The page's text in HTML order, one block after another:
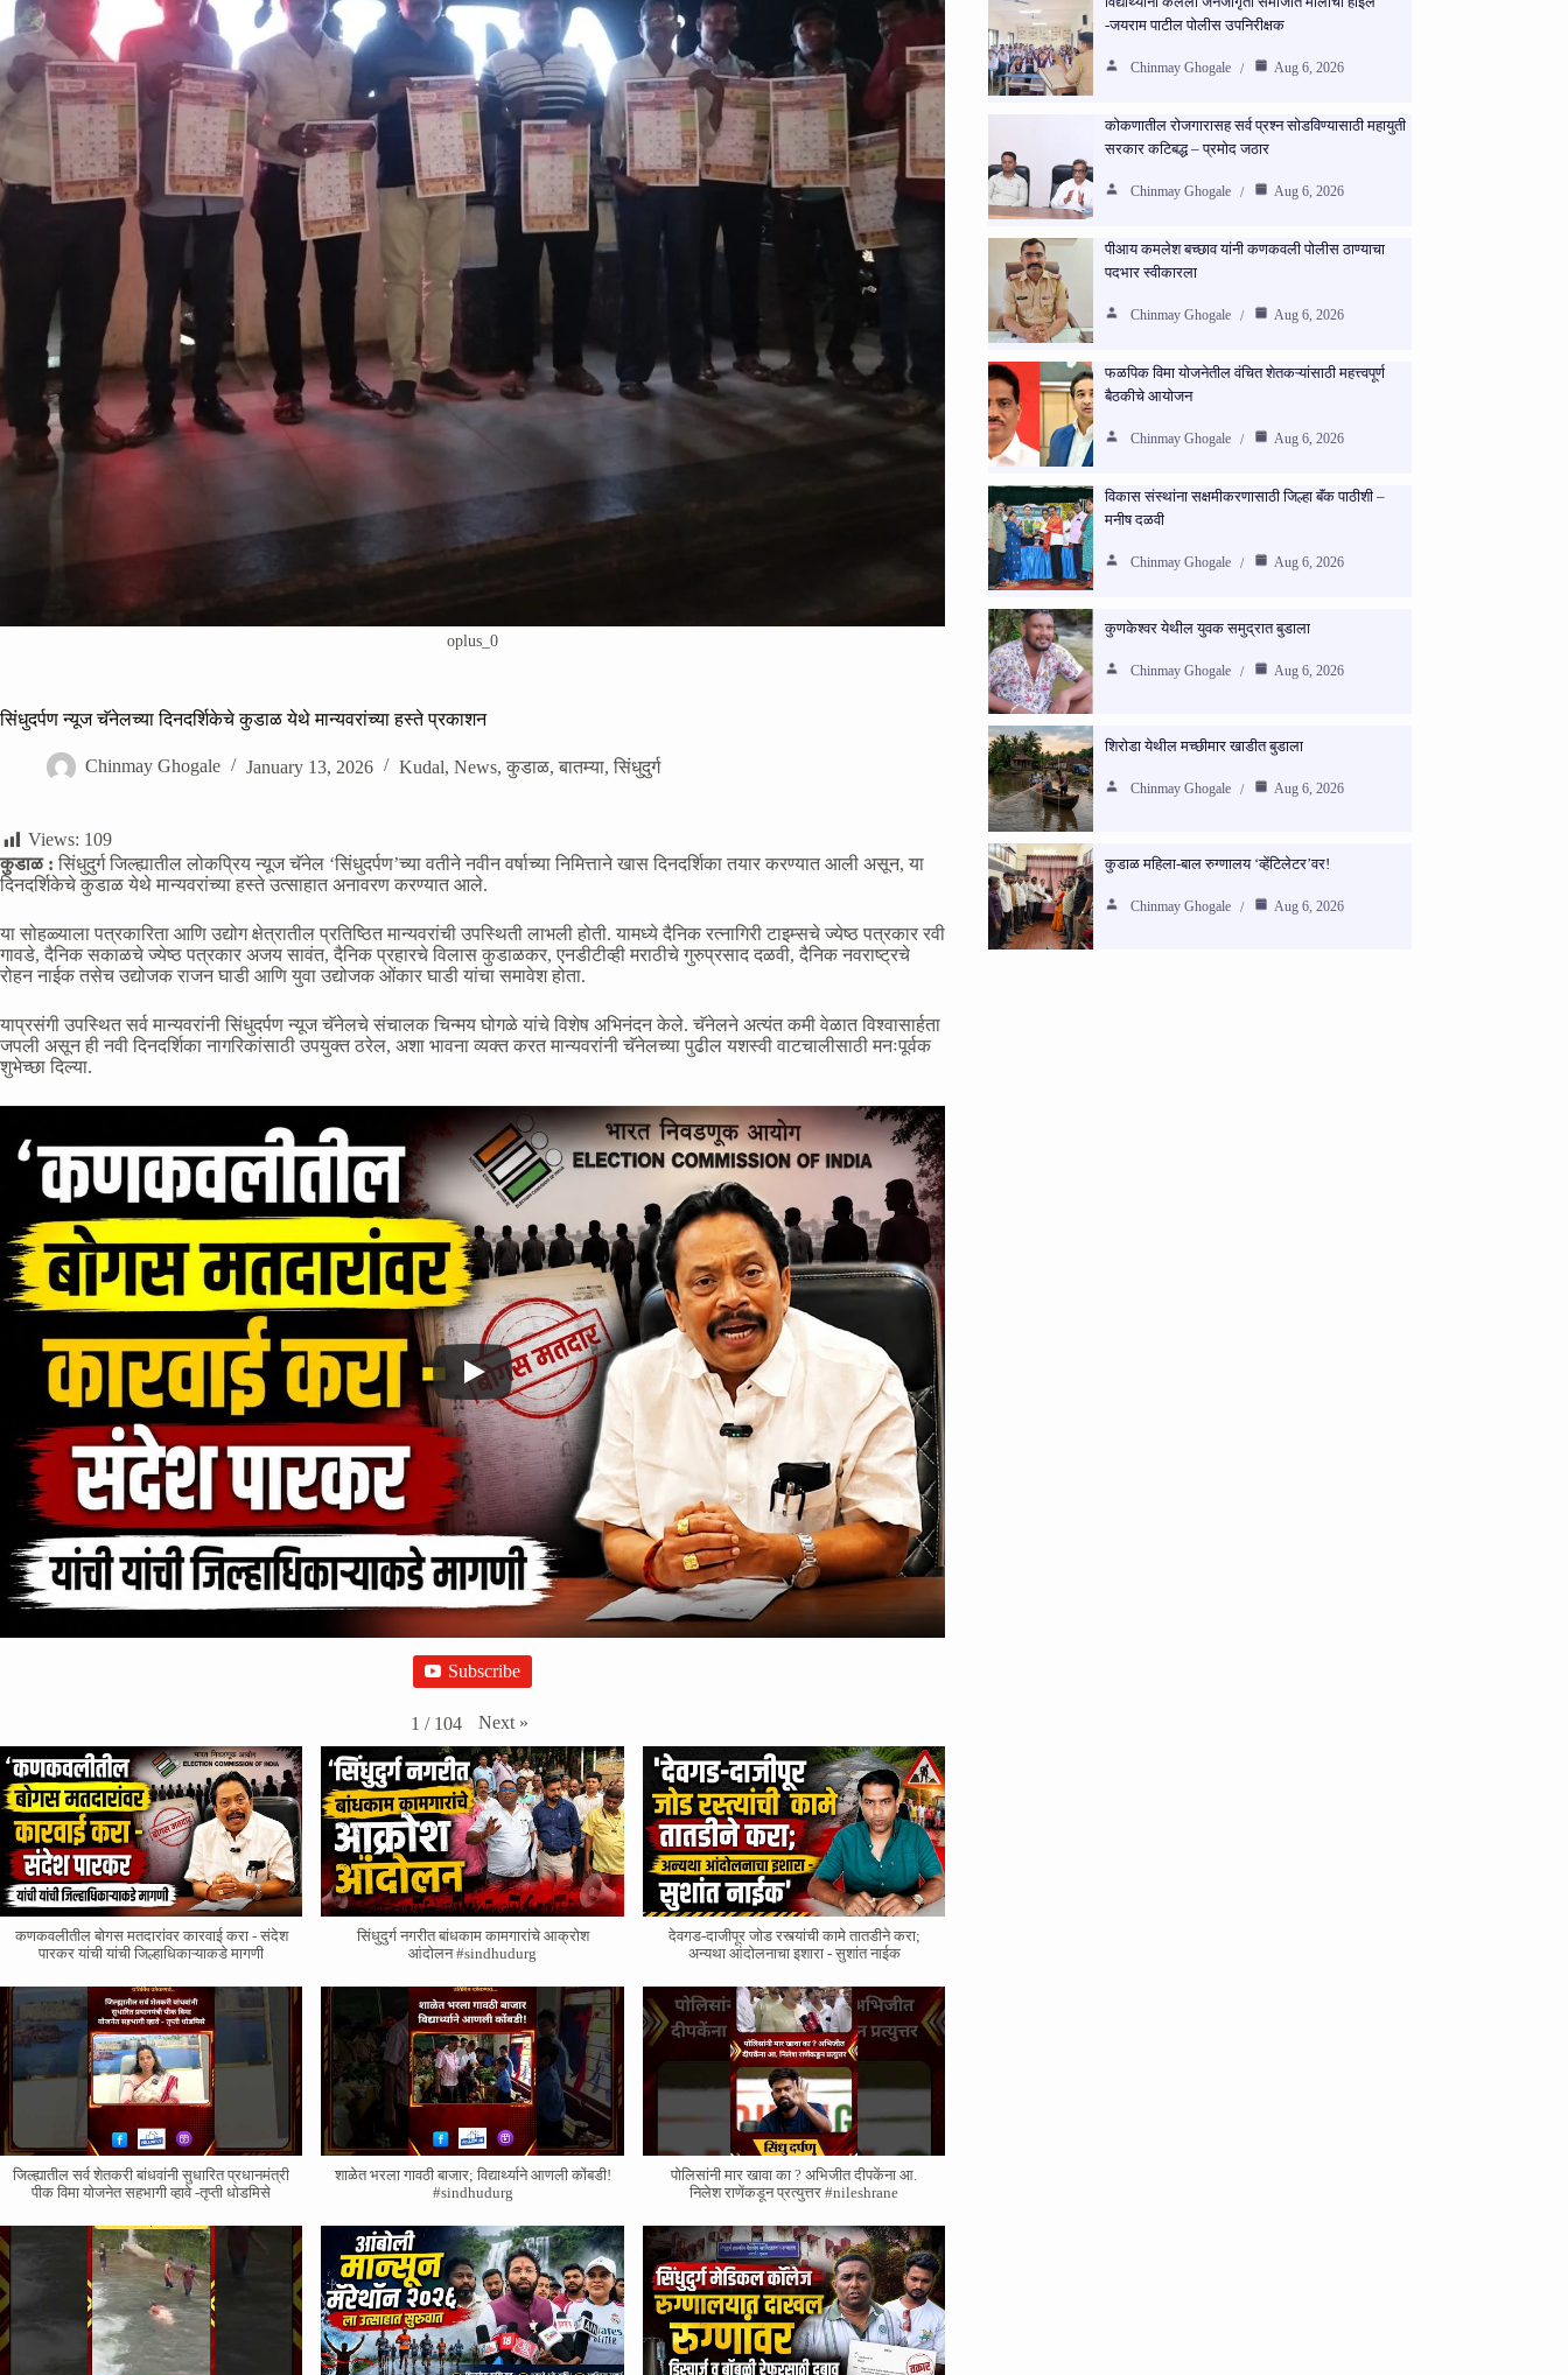
oplus_0
सिंधुदर्पण न्यूज चॅनेलच्या दिनदर्शिकेचे कुडाळ येथे मान्यवरांच्या हस्ते प्रकाशन
Chinmay Ghogale January 13, 2026 Kudal, News, कुडाळ, बातम्या, सिंधुदुर्ग
Views: 109
कुडाळ : सिंधुदुर्ग जिल्ह्यातील लोकप्रिय न्यूज चॅनेल ‘सिंधुदर्पण’च्या वतीने नवीन वर्षाच्या निमित्ताने खास दिनदर्शिका तयार करण्यात आली असून, या
दिनदर्शिकेचे कुडाळ येथे मान्यवरांच्या हस्ते उत्साहात अनावरण करण्यात आले.
या सोहळ्याला पत्रकारिता आणि उद्योग क्षेत्रातील प्रतिष्ठित मान्यवरांची उपस्थिती लाभली होती. यामध्ये दैनिक रत्नागिरी टाइम्सचे ज्येष्ठ पत्रकार रवी
गावडे, दैनिक सकाळचे ज्येष्ठ पत्रकार अजय सावंत, दैनिक प्रहारचे विलास कुडाळकर, एनडीटीव्ही मराठीचे गुरुप्रसाद दळवी, दैनिक नवराष्ट्रचे
रोहन नाईक तसेच उद्योजक राजन घाडी आणि युवा उद्योजक ओंकार घाडी यांचा समावेश होता.
याप्रसंगी उपस्थित सर्व मान्यवरांनी सिंधुदर्पण न्यूज चॅनेलचे संचालक चिन्मय घोगळे यांचे विशेष अभिनंदन केले. चॅनेलने अत्यंत कमी वेळात विश्वासार्हता
जपली असून ही नवी दिनदर्शिका नागरिकांसाठी उपयुक्त ठरेल, अशा भावना व्यक्त करत मान्यवरांनी चॅनेलच्या पुढील यशस्वी वाटचालीसाठी मनःपूर्वक
शुभेच्छा दिल्या.
Subscribe
1 / 104 Next »
कणकवलीतील बोगस मतदारांवर‌ कारवाई करा - संदेश
पारकर यांची यांची जिल्हाधिकाऱ्याकडे मागणी
सिंधुदुर्ग नगरीत बांधकाम कामगारांचे आक्रोश
आंदोलन #sindhudurg
देवगड-दाजीपूर जोड रस्त्यांची कामे तातडीने करा;
अन्यथा आंदोलनाचा इशारा - सुशांत नाईक
जिल्ह्यातील सर्व शेतकरी बांधवांनी सुधारित प्रधानमंत्री
पीक विमा योजनेत सहभागी व्हावे -तृप्ती धोडमिसे
शाळेत भरला गावठी बाजार; विद्यार्थ्याने आणली कोंबडी!
#sindhudurg
पोलिसांनी मार खावा का ? अभिजीत दीपकेंना आ.
निलेश राणेंकडून प्रत्युत्तर #nileshrane
-जयराम पाटील पोलीस उपनिरीक्षक
Chinmay Ghogale Aug 6, 2026
कोकणातील रोजगारासह सर्व प्रश्न सोडविण्यासाठी महायुती
सरकार कटिबद्ध – प्रमोद जठार
Chinmay Ghogale Aug 6, 2026
पीआय कमलेश बच्छाव यांनी कणकवली पोलीस ठाण्याचा
पदभार स्वीकारला
Chinmay Ghogale Aug 6, 2026
फळपिक विमा योजनेतील वंचित शेतकऱ्यांसाठी महत्त्वपूर्ण
बैठकीचे आयोजन
Chinmay Ghogale Aug 6, 2026
विकास संस्थांना सक्षमीकरणासाठी जिल्हा बॅंक पाठीशी –
मनीष दळवी
Chinmay Ghogale Aug 6, 2026
कुणकेश्वर येथील युवक समुद्रात बुडाला
Chinmay Ghogale Aug 6, 2026
शिरोडा येथील मच्छीमार खाडीत बुडाला
Chinmay Ghogale Aug 6, 2026
कुडाळ महिला-बाल रुग्णालय ‘व्हेंटिलेटर’वर!
Chinmay Ghogale Aug 6, 2026